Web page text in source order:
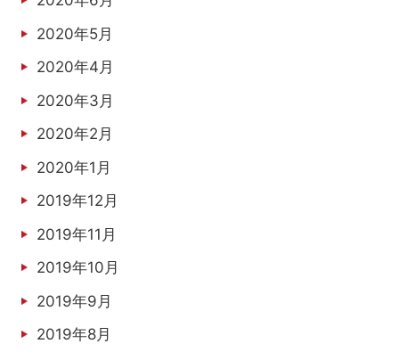
2020年5月
2020年4月
2020年3月
2020年2月
2020年1月
2019年12月
2019年11月
2019年10月
2019年9月
2019年8月